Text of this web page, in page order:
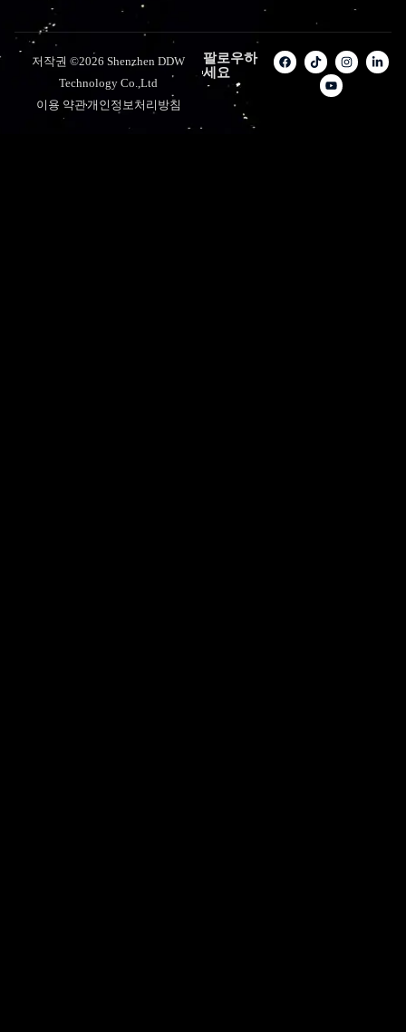
저작권 ©2026 Shenzhen DDW
Technology Co.,Ltd
이용 약관개인정보처리방침
팔로우하
세요